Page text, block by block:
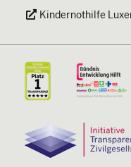
Kindernothilfe